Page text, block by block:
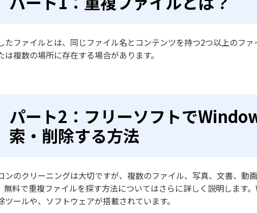
たファイルとは、同じファイル名とコンテンツを持つ2つ以上のフ
は複数の場所に存在する場合があります。
パート2：フリーソフトで
索・削除する方法
ンのクリーニングは大切ですが、複数のファイル、写真、文書、動
無料で重複ファイルを探す方法についてはさらに詳しく説明します
ツールや、ソフトウェアが搭載されています。